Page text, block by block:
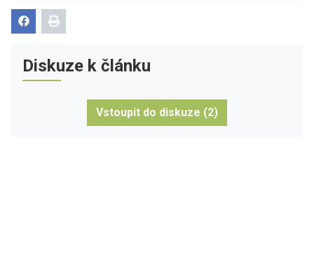
Diskuze k článku
Vstoupit do diskuze (2)